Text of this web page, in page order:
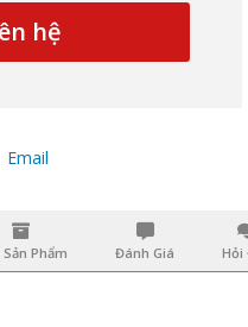
hệ
Email
Phẩm Đánh Giá Hỏi